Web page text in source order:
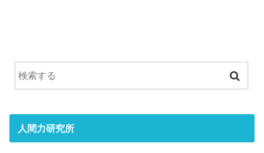
人間力研究所